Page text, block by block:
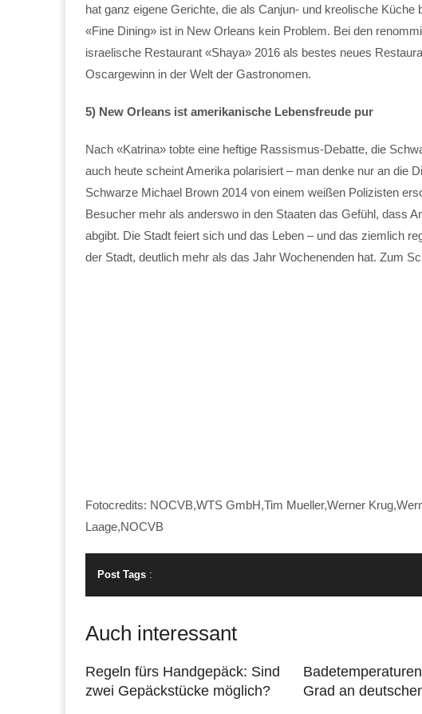
hat ganz eigene Gerichte, die als Canjun- und kreolische
«Fine Dining» ist in New Orleans kein Problem. Bei den
israelische Restaurant «Shaya» 2016 als bestes neues
Oscargewinn in der Welt der Gastronomen.
5) New Orleans ist amerikanische Lebensfreude pur
Nach «Katrina» tobte eine heftige Rassismus-Debatte, die
auch heute scheint Amerika polarisiert – man denke nur an die
Schwarze Michael Brown 2014 von einem weißen Polizisten
Besucher mehr als anderswo in den Staaten das Gefühl, dass
abgibt. Die Stadt feiert sich und das Leben – und das ziemlich
der Stadt, deutlich mehr als das Jahr Wochenenden hat. Zum
Fotocredits: NOCVB,WTS GmbH,Tim Mueller,Werner
Laage,NOCVB
Post Tags :
Auch interessant
Regeln fürs Handgepäck: Sind
zwei Gepäckstücke möglich?
Grad an